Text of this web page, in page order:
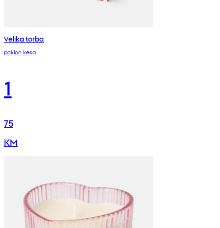
Velika torba
poklon kesa
1
75
KM